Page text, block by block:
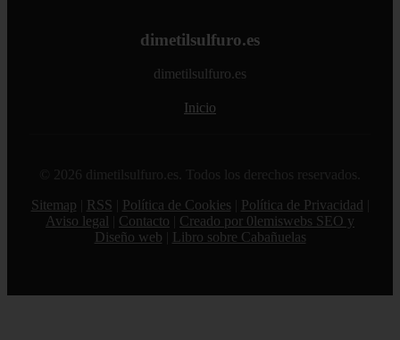
dimetilsulfuro.es
dimetilsulfuro.es
Inicio
© 2026 dimetilsulfuro.es. Todos los derechos reservados.
Sitemap
RSS Política de Cookies Política de Privacidad
Aviso legal
Contacto
Creado por 0lemiswebs SEO y
Diseño web
Libro sobre Cabañuelas